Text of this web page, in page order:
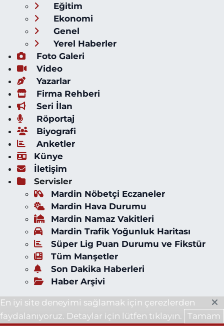
Eğitim
Ekonomi
Genel
Yerel Haberler
Foto Galeri
Video
Yazarlar
Firma Rehberi
Seri İlan
Röportaj
Biyografi
Anketler
Künye
İletişim
Servisler
Mardin Nöbetçi Eczaneler
Mardin Hava Durumu
Mardin Namaz Vakitleri
Mardin Trafik Yoğunluk Haritası
Süper Lig Puan Durumu ve Fikstür
Tüm Manşetler
Son Dakika Haberleri
Haber Arşivi
En iyi site deneyimi sağlamak için çerezlerden
faydalanıyoruz. Detaylar için lütfen tıklayın.
Tamam